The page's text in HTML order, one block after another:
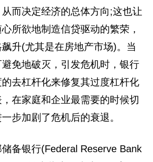
而决定经济的总体方向;这也让
所欲地制造信贷驱动的繁荣，
升(尤其是在房地产市场)。当
免地破灭，引发危机时，银行
去杠杆化来修复其过度杠杆化
在家庭和企业最需要的时候切
步加剧了危机后的衰退。
备银行(Federal Reserve Bank